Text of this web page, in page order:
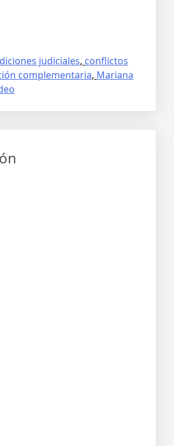
judiciales, conflictos
complementaria, Mariana